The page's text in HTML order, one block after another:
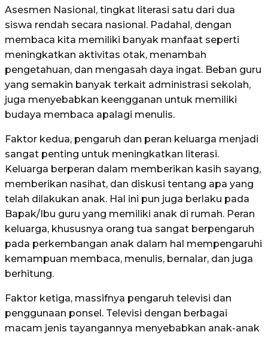
Asesmen Nasional, tingkat literasi satu dari dua
siswa rendah secara nasional. Padahal, dengan
membaca kita memiliki banyak manfaat seperti
meningkatkan aktivitas otak, menambah
pengetahuan, dan mengasah daya ingat. Beban guru
yang semakin banyak terkait administrasi sekolah,
juga menyebabkan keengganan untuk memiliki
budaya membaca apalagi menulis.
Faktor kedua, pengaruh dan peran keluarga menjadi
sangat penting untuk meningkatkan literasi.
Keluarga berperan dalam memberikan kasih sayang,
memberikan nasihat, dan diskusi tentang apa yang
telah dilakukan anak. Hal ini pun juga berlaku pada
Bapak/Ibu guru yang memiliki anak di rumah. Peran
keluarga, khususnya orang tua sangat berpengaruh
pada perkembangan anak dalam hal mempengaruhi
kemampuan membaca, menulis, bernalar, dan juga
berhitung.
Faktor ketiga, massifnya pengaruh televisi dan
penggunaan ponsel. Televisi dengan berbagai
macam jenis tayangannya menyebabkan anak-anak